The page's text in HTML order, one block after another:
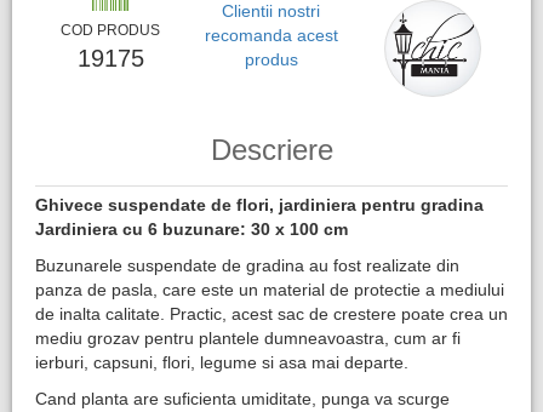
COD PRODUS
19175
Clientii nostri
recomanda acest
produs
Descriere
Ghivece suspendate de flori, jardiniera pentru gradina
Jardiniera cu 6 buzunare: 30 x 100 cm
Buzunarele suspendate de gradina au fost realizate din
panza de pasla, care este un material de protectie a mediului
de inalta calitate. Practic, acest sac de crestere poate crea un
mediu grozav pentru plantele dumneavoastra, cum ar fi
ierburi, capsuni, flori, legume si asa mai departe.
Cand planta are suficienta umiditate, punga va scurge